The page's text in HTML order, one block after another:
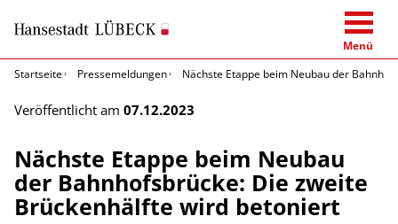
Menü
Startseite
Pressemeldungen Nächste Etappe beim Neubau der
Veröffentlicht am 07.12.2023
Nächste Etappe beim Neubau
der Bahnhofsbrücke: Die zweite
Brückenhälfte wird betoniert